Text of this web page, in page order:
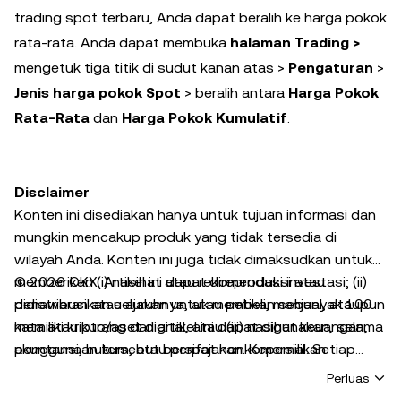
trading spot terbaru, Anda dapat beralih ke harga pokok
rata-rata. Anda dapat membuka halaman Trading >
mengetuk tiga titik di sudut kanan atas > Pengaturan >
Jenis harga pokok Spot > beralih antara Harga Pokok
Rata-Rata dan Harga Pokok Kumulatif.
Disclaimer
Konten ini disediakan hanya untuk tujuan informasi dan
mungkin mencakup produk yang tidak tersedia di
wilayah Anda. Konten ini juga tidak dimaksudkan untuk
memberikan (i) nasihat atau rekomendasi investasi; (ii)
penawaran atau ajakan untuk membeli, menjual, ataupun
memiliki kripto/aset digital, atau (iii) nasihat keuangan,
akuntansi, hukum, atau perpajakan. Kepemilikan
kripto/aset digital, termasuk stablecoin dan NFT,
© 2026 OKX. Artikel ini dapat direproduksi atau
didistribusikan seluruhnya, atau petikan sebanyak 100
kata atau kurang dari artikel ini dapat digunakan, selama
penggunaan tersebut bersifat nonkomersial. Setiap
reproduksi atau distribusi dari seluruh artikel juga harus
Perluas